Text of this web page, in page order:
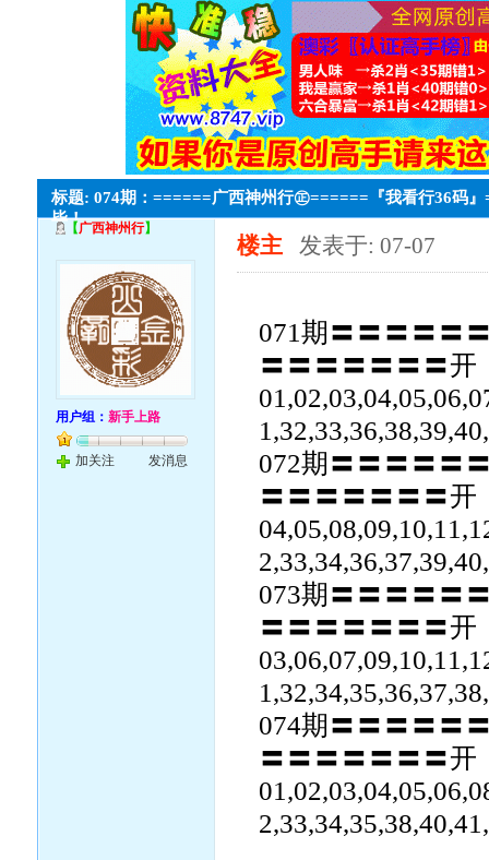
标题: 074期：======广西神州行㊣======『我看行36码
毕！
【广西神州行】
用户组：新手上路
加关注 发消息
楼主 发表于: 07-07
071期〓〓〓〓〓
〓〓〓〓〓〓〓开
072期〓〓〓〓〓
〓〓〓〓〓〓〓开
073期〓〓〓〓〓
〓〓〓〓〓〓〓开
074期〓〓〓〓〓
〓〓〓〓〓〓〓开